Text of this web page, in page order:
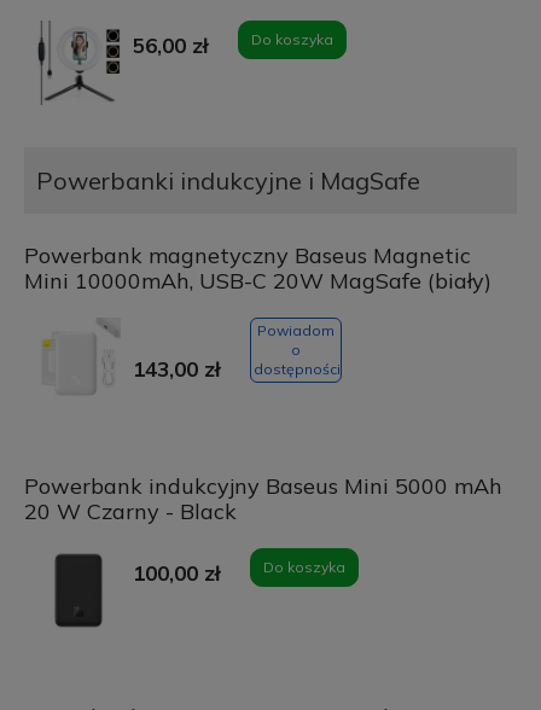
56,00 zł Do koszyka
Powerbanki indukcyjne i MagSafe
Powerbank magnetyczny Baseus Magnetic
Mini 10000mAh, USB-C 20W MagSafe (biały)
143,00 zł
Powiadom
o
dostępności
Powerbank indukcyjny Baseus Mini 5000 mAh
20 W Czarny - Black
100,00 zł Do koszyka